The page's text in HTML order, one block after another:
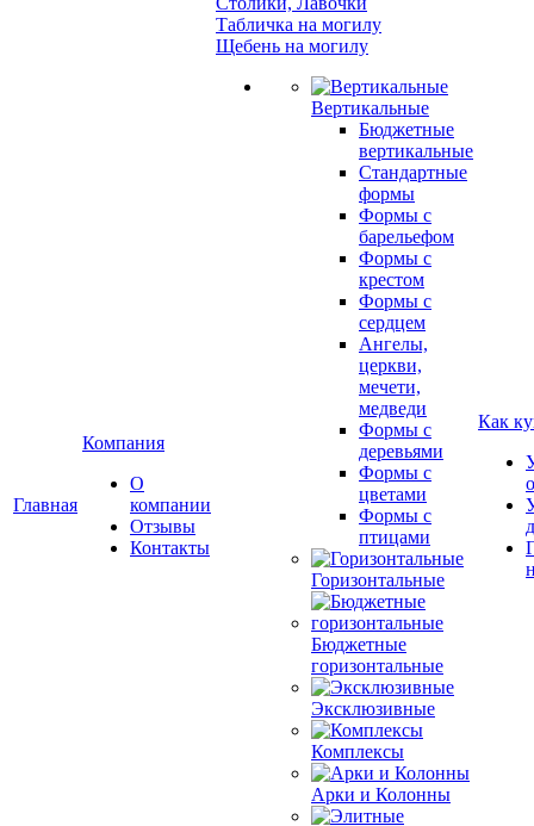
Главная
Компания
О
компании
Отзывы
Контакты
Табличка на могилу
Щебень на могилу
Вертикальные
Бюджетные
вертикальные
Стандартные
формы
Формы с
барельефом
Формы с
крестом
Формы с
сердцем
Ангелы,
церкви,
мечети,
медведи
Формы с
деревьями
Формы с
цветами
Формы с
птицами
Горизонтальные
Бюджетные
горизонтальные
Эксклюзивные
Комплексы
Арки и Колонны
Как